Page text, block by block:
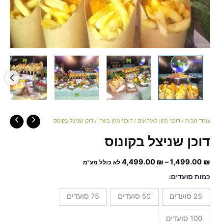
עמוד הבית / דוכני מזון לאירועים / דוכני מזון בשרי / דוכן שניצל בקונוס
דוכן שניצל בקונוס
1,499.00 ₪
–
4,499.00 ₪ לא כולל מע"מ
כמות סועדים:
25 סועדים 50 סועדים 75 סועדים
100 סועדים